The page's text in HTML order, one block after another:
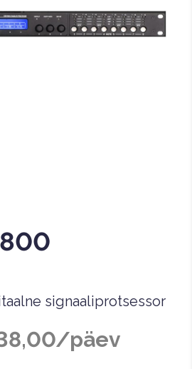
signaaliprotsessor
päev